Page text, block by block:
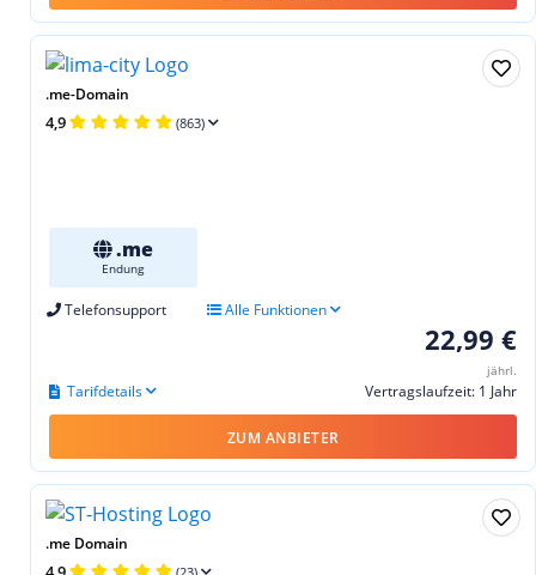
.me-Domain
4,9 (863)
.me
Endung
Telefonsupport Alle Funktionen
22,99 €
jährl.
Vertragslaufzeit: 1 Jahr
Tarifdetails
ZUM ANBIETER
.me Domain